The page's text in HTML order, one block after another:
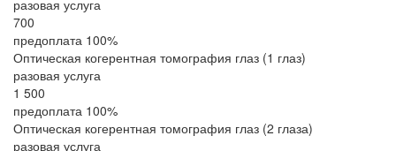
разовая услуга
700
предоплата 100%
Оптическая когерентная томография глаз (1 глаз)
разовая услуга
1 500
предоплата 100%
Оптическая когерентная томография глаз (2 глаза)
разовая услуга